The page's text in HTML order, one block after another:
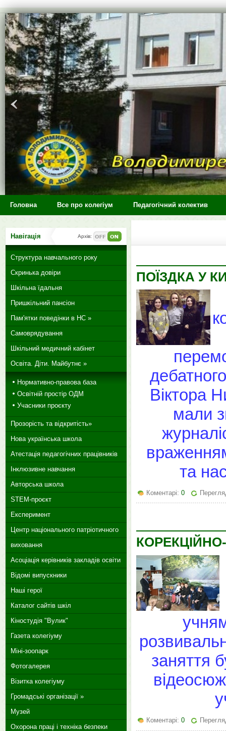
>
Головна Все про колегіум Педагогічний колектив
ПОЇЗДКА У
Віктора
мали
та
Коментарі: 0
заняття
Коментарі: 0
Навігація Архів:
Структура навчального року
Скринька довіри
Шкільна їдальня
Пришкільний пансіон
Пам'ятки поведінки в НС »
Самоврядування
Шкільний медичний кабінет
Освіта. Діти. Майбутнє »
Нормативно-правова база
Освітній простір ОДМ
Учасники проєкту
Прозорість та відкритість»
Нова українська школа
Атестація педагогічних працівників
Інклюзивне навчання
Авторська школа
STEM-проєкт
Експеримент
Центр національного патріотичного
виховання
Асоціація керівників закладів освіти
Відомі випускники
Наші герої
Каталог сайтів шкіл
Кіностудія "Вулик"
Газета колегіуму
Міні-зоопарк
Фотогалерея
Візитка колегіуму
Громадські організації »
Музей
Охорона праці і техніка безпеки